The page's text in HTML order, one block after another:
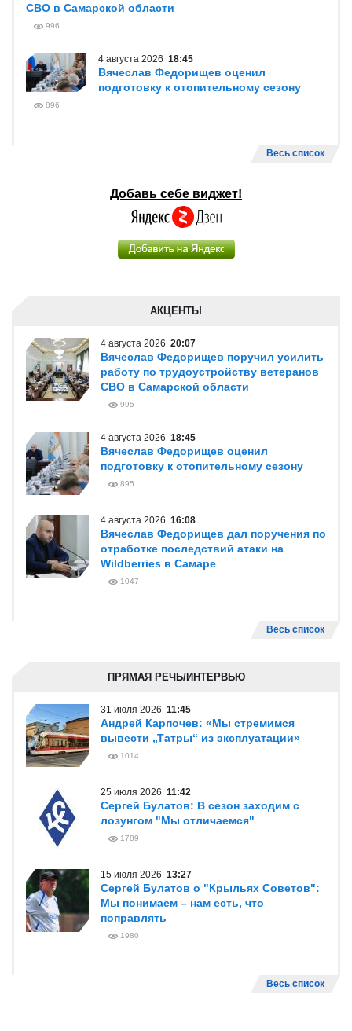
СВО в Самарской области
996
4 августа 2026 18:45
Вячеслав Федорищев оценил
подготовку к отопительному сезону
896
Весь список
Добавь себе виджет!
АКЦЕНТЫ
4 августа 2026 20:07
Вячеслав Федорищев поручил усилить
работу по трудоустройству ветеранов
СВО в Самарской области
995
4 августа 2026 18:45
Вячеслав Федорищев оценил
подготовку к отопительному сезону
895
4 августа 2026 16:08
Вячеслав Федорищев дал поручения по
отработке последствий атаки на
Wildberries в Самаре
1047
Весь список
ПРЯМАЯ РЕЧЬ/ИНТЕРВЬЮ
31 июля 2026 11:45
Андрей Карпочев: «Мы стремимся
вывести „Татры“ из эксплуатации»
1014
25 июля 2026 11:42
Сергей Булатов: В сезон заходим с
лозунгом "Мы отличаемся"
1789
15 июля 2026 13:27
Сергей Булатов о "Крыльях Советов":
Мы понимаем – нам есть, что
поправлять
1980
Весь список